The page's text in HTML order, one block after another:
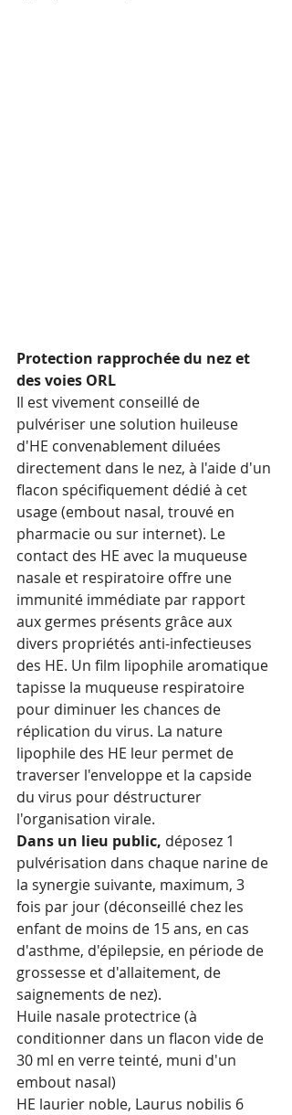
Protection rapprochée du nez et
des voies ORL
Il est vivement conseillé de
pulvériser une solution huileuse
d'HE convenablement diluées
directement dans le nez, à l'aide d'un
flacon spécifiquement dédié à cet
usage (embout nasal, trouvé en
pharmacie ou sur internet). Le
contact des HE avec la muqueuse
nasale et respiratoire offre une
immunité immédiate par rapport
aux germes présents grâce aux
divers propriétés anti-infectieuses
des HE. Un film lipophile aromatique
tapisse la muqueuse respiratoire
pour diminuer les chances de
réplication du virus. La nature
lipophile des HE leur permet de
traverser l'enveloppe et la capside
du virus pour déstructurer
l'organisation virale.
Dans un lieu public, déposez 1
pulvérisation dans chaque narine de
la synergie suivante, maximum, 3
fois par jour (déconseillé chez les
enfant de moins de 15 ans, en cas
d'asthme, d'épilepsie, en période de
grossesse et d'allaitement, de
saignements de nez).
Huile nasale protectrice (à
conditionner dans un flacon vide de
30 ml en verre teinté, muni d'un
embout nasal)
HE laurier noble, Laurus nobilis 6